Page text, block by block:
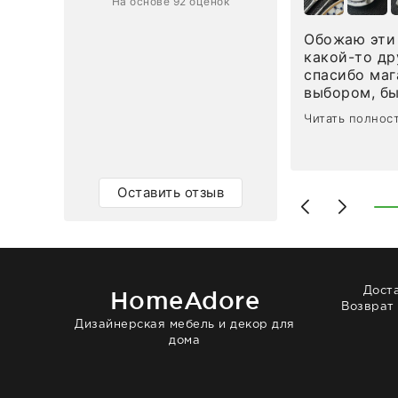
Оставить отзыв
Обожаю эти
какой-то
спасибо
выбором,
сервисом.
чайные
доставили
торжеству.
Читать
HomeAdore
Дизайнерская мебель и декор для
дома
Возврат